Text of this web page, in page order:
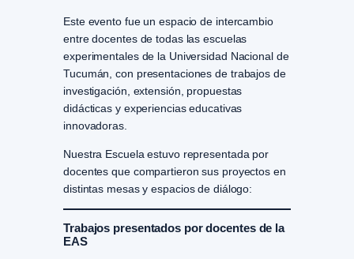
Este evento fue un espacio de intercambio
entre docentes de todas las escuelas
experimentales de la Universidad Nacional de
Tucumán, con presentaciones de trabajos de
investigación, extensión, propuestas
didácticas y experiencias educativas
innovadoras.
Nuestra Escuela estuvo representada por
docentes que compartieron sus proyectos en
distintas mesas y espacios de diálogo:
Trabajos presentados por docentes de la
EAS